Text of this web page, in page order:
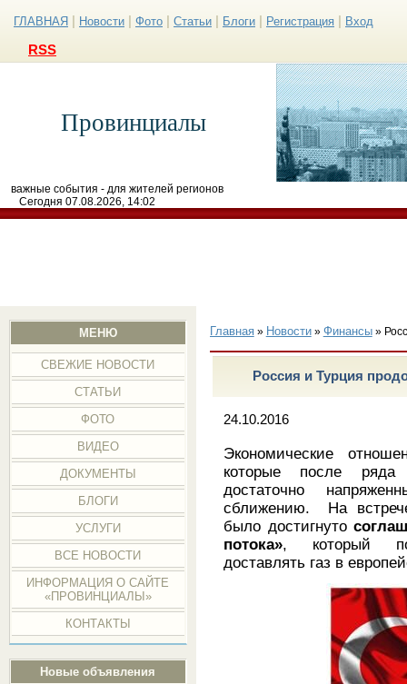
ГЛАВНАЯ Новости Фото Статьи Блоги Регистрация Вход
RSS
Провинциалы
важные события - для жителей регионов
Сегодня 07.08.2026, 14:02
МЕНЮ
СВЕЖИЕ НОВОСТИ
СТАТЬИ
ФОТО
ВИДЕО
ДОКУМЕНТЫ
БЛОГИ
УСЛУГИ
ВСЕ НОВОСТИ
ИНФОРМАЦИЯ О САЙТЕ
«ПРОВИНЦИАЛЫ»
КОНТАКТЫ
Новые объявления
Главная» Новости» Финансы»
Россия и Турция
24.10.2016
Экономические
которые после ряда
достаточно
сближению. На
было достигнуто
потока», который
доставлять газ в